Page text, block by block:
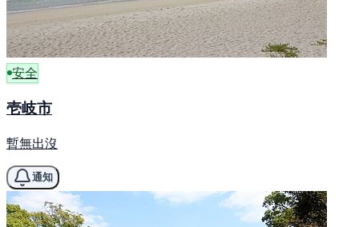
安全
壱岐市
暫無出沒
通知